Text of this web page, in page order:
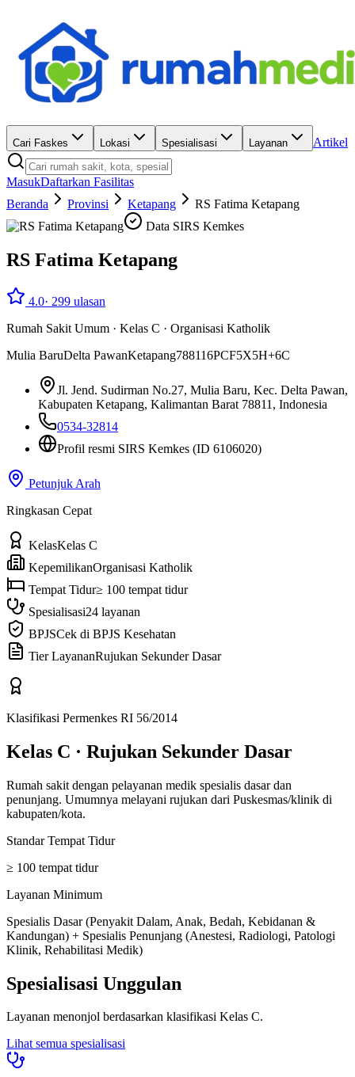
Cari Faskes Lokasi Spesialisasi Layanan Artikel
MasukDaftarkan Fasilitas
Beranda
Provinsi Ketapang
RS Fatima Ketapang
Data SIRS Kemkes
RS Fatima Ketapang
4.0· 299 ulasan
Rumah Sakit Umum · Kelas C · Organisasi Katholik
Mulia BaruDelta PawanKetapang788116PCF5X5H+6C
Jl. Jend. Sudirman No.27, Mulia Baru, Kec. Delta Pawan,
Kabupaten Ketapang, Kalimantan Barat 78811, Indonesia
0534-32814
Profil resmi SIRS Kemkes (ID 6106020)
Petunjuk Arah
Ringkasan Cepat
KelasKelas C
KepemilikanOrganisasi Katholik
Tempat Tidur≥ 100 tempat tidur
Spesialisasi24 layanan
BPJSCek di BPJS Kesehatan
Tier LayananRujukan Sekunder Dasar
Klasifikasi Permenkes RI 56/2014
Kelas C · Rujukan Sekunder Dasar
Rumah sakit dengan pelayanan medik spesialis dasar dan
penunjang. Umumnya melayani rujukan dari Puskesmas/klinik di
kabupaten/kota.
Standar Tempat Tidur
≥ 100 tempat tidur
Layanan Minimum
Spesialis Dasar (Penyakit Dalam, Anak, Bedah, Kebidanan &
Kandungan) + Spesialis Penunjang (Anestesi, Radiologi, Patologi
Klinik, Rehabilitasi Medik)
Spesialisasi Unggulan
Layanan menonjol berdasarkan klasifikasi Kelas C.
Lihat semua spesialisasi